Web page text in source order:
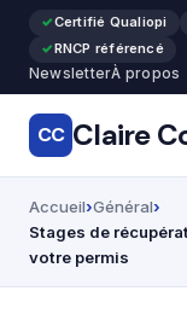
Certifié Qualiopi
RNCP référencé
NewsletterÀ propos
CC Claire
Accueil Général
Stages de
votre permis